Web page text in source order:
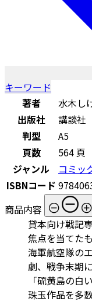
キーワード
著者
水木し
出版社
講談社
判型
A5
頁数
564 頁
ジャンル
コミッ
ISBNコード
商品内容
貸本向け戦記
焦点を当てた
海軍航空隊の
劇、戦争末期
「硫黄島の白
珠玉作品を多